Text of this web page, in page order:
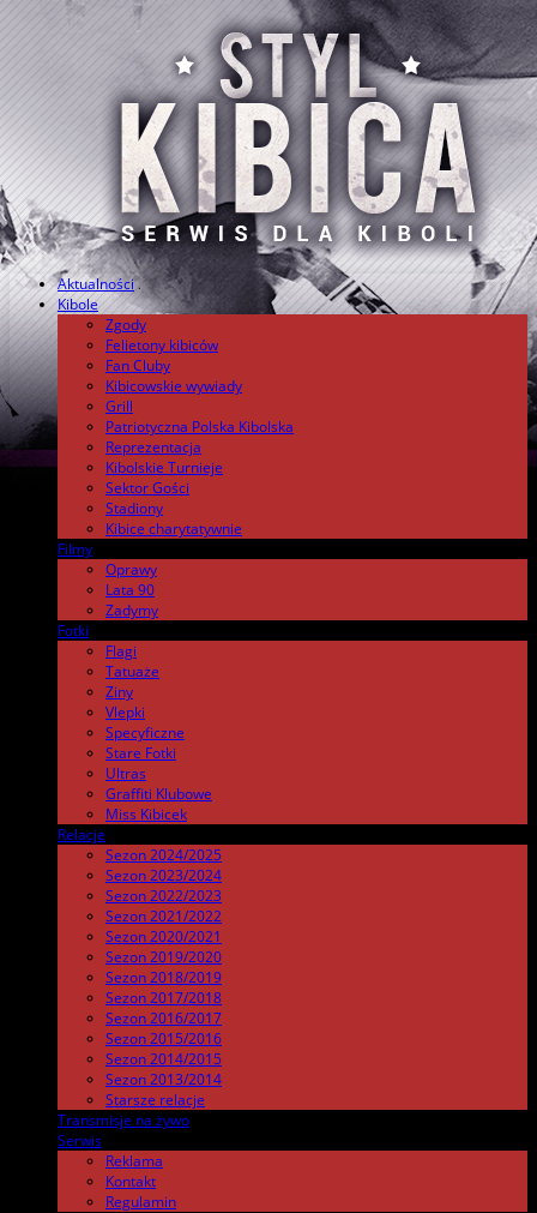
Aktualności .
Kibole
Zgody
Felietony kibiców
Fan Cluby
Kibicowskie wywiady
Grill
Patriotyczna Polska Kibolska
Reprezentacja
Kibolskie Turnieje
Sektor Gości
Stadiony
Kibice charytatywnie
Filmy
Oprawy
Lata 90
Zadymy
Fotki
Flagi
Tatuaże
Ziny
Vlepki
Specyficzne
Stare Fotki
Ultras
Graffiti Klubowe
Miss Kibicek
Relacje
Sezon 2024/2025
Sezon 2023/2024
Sezon 2022/2023
Sezon 2021/2022
Sezon 2020/2021
Sezon 2019/2020
Sezon 2018/2019
Sezon 2017/2018
Sezon 2016/2017
Sezon 2015/2016
Sezon 2014/2015
Sezon 2013/2014
Starsze relacje
Transmisje na żywo
Serwis
Reklama
Kontakt
Regulamin